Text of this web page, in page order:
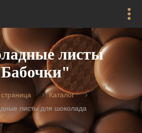
листы
Каталог
листы для шоколада